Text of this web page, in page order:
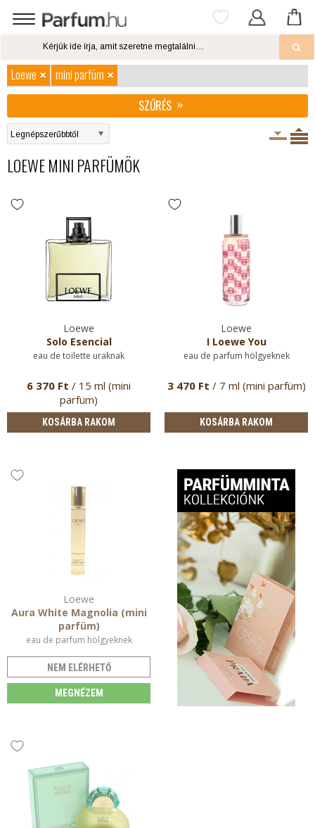
Loewe
mini parfüm
SZŰRÉS
LOEWE MINI PARFÜMÖK
Loewe
Solo Esencial
eau de toilette uraknak
6 370 Ft / 15 ml (mini
parfüm)
KOSÁRBA RAKOM
Loewe
I Loewe You
eau de parfum hölgyeknek
3 470 Ft / 7 ml (mini parfüm)
KOSÁRBA RAKOM
Loewe
Aura White Magnolia (mini
parfüm)
eau de parfum hölgyeknek
NEM ELÉRHETŐ
MEGNÉZEM